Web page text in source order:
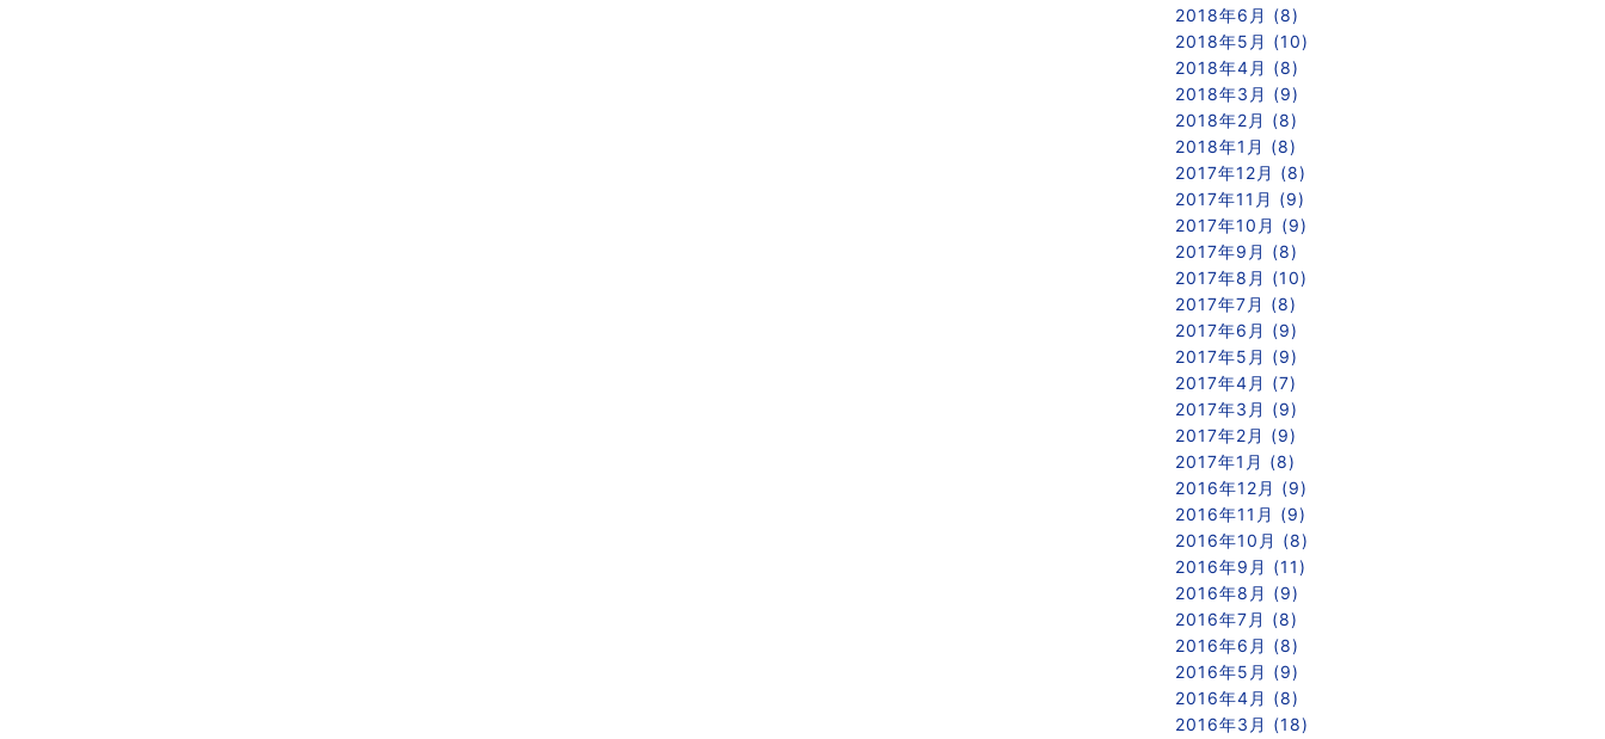
2018年6月 (8)
2018年5月 (10)
2018年4月 (8)
2018年3月 (9)
2018年2月 (8)
2018年1月 (8)
2017年12月 (8)
2017年11月 (9)
2017年10月 (9)
2017年9月 (8)
2017年8月 (10)
2017年7月 (8)
2017年6月 (9)
2017年5月 (9)
2017年4月 (7)
2017年3月 (9)
2017年2月 (9)
2017年1月 (8)
2016年12月 (9)
2016年11月 (9)
2016年10月 (8)
2016年9月 (11)
2016年8月 (9)
2016年7月 (8)
2016年6月 (8)
2016年5月 (9)
2016年4月 (8)
2016年3月 (18)